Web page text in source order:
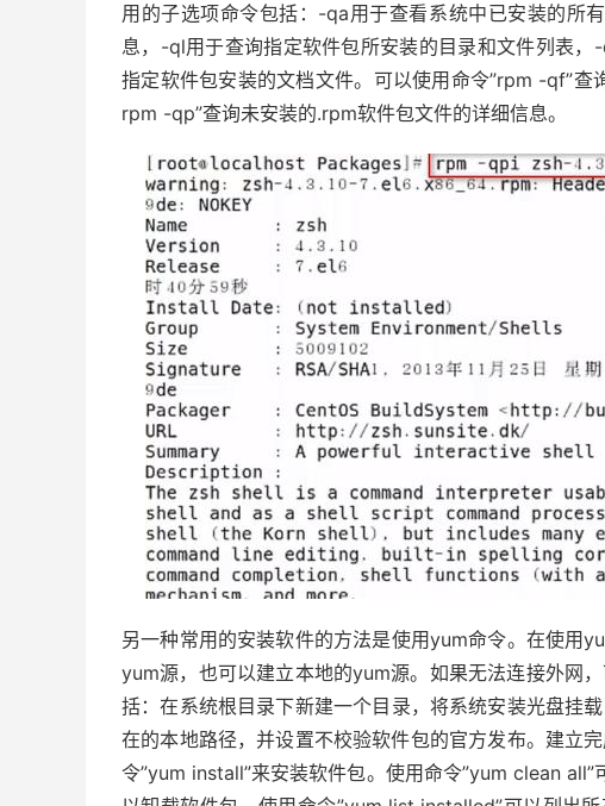
用的子选项命令包括：-qa用于查看系统中已安装的所
息，-ql用于查询指定软件包所安装的目录和文件列表
指定软件包安装的文档文件。可以使用命令”rpm -qf”
rpm -qp”查询未安装的.rpm软件包文件的详细信息。
另一种常用的安装软件的方法是使用yum命令。在使用
yum源，也可以建立本地的yum源。如果无法连接外网
括：在系统根目录下新建一个目录，将系统安装光盘挂
在的本地路径，并设置不校验软件包的官方发布。建立
令”yum install”来安装软件包。使用命令”yum clean